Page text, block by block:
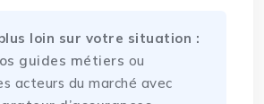
loin sur votre situation :
guides métiers ou
acteurs du marché avec